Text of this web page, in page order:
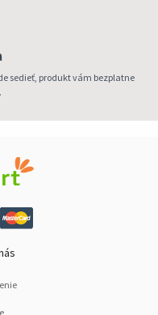
sedieť, produkt vám bezplatne